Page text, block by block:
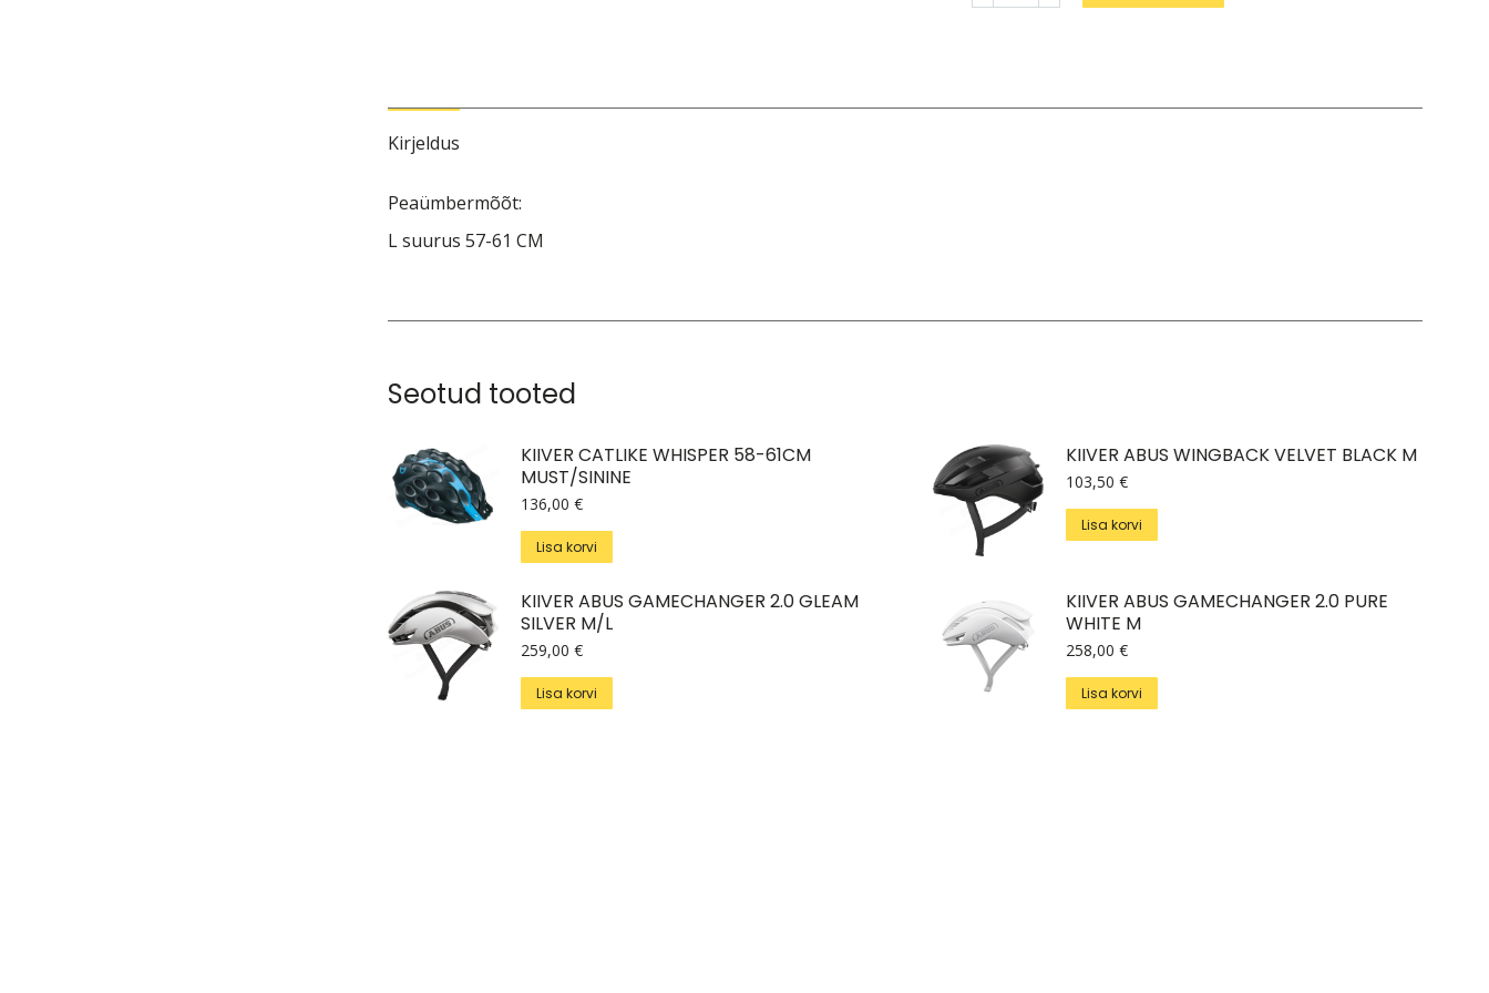
Kirjeldus
Peaümbermõõt:
L suurus 57-61 CM
Seotud tooted
KIIVER CATLIKE WHISPER 58-61CM
MUST/SININE
136,00 €
Lisa korvi
KIIVER ABUS WINGBACK VELVET BLACK M
103,50 €
Lisa korvi
KIIVER ABUS GAMECHANGER 2.0 GLEAM
SILVER M/L
259,00 €
Lisa korvi
KIIVER ABUS GAMECHANGER 2.0 PURE
WHITE M
258,00 €
Lisa korvi